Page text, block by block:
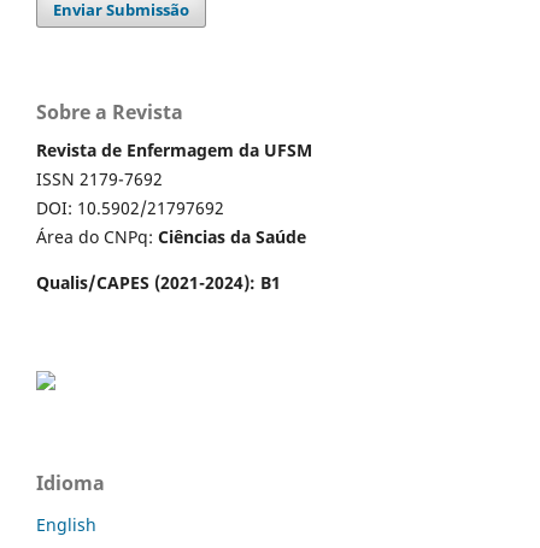
Enviar Submissão
Sobre a Revista
Revista de Enfermagem da UFSM
ISSN 2179-7692
DOI: 10.5902/21797692
Área do CNPq: Ciências da Saúde
Qualis/CAPES (2021-2024): B1
Idioma
English